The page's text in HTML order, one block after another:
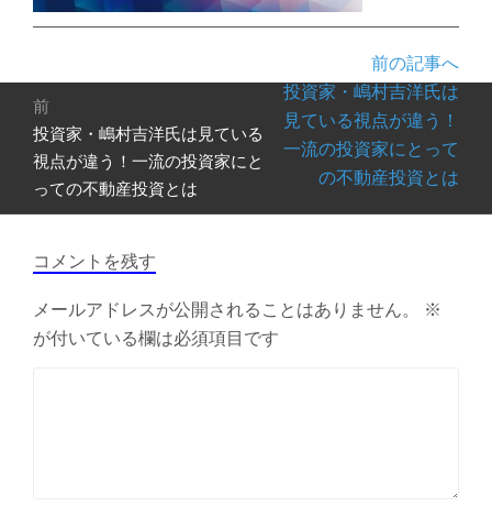
前の記事へ
投資家・嶋村吉洋氏は
見ている視点が違う！
一流の投資家にとって
の不動産投資とは
前
前
の
投
稿:
投資家・嶋村吉洋氏は見ている
視点が違う！一流の投資家にと
っての不動産投資とは
コメントを残す
メールアドレスが公開されることはありません。
※
が付いている欄は必須項目です